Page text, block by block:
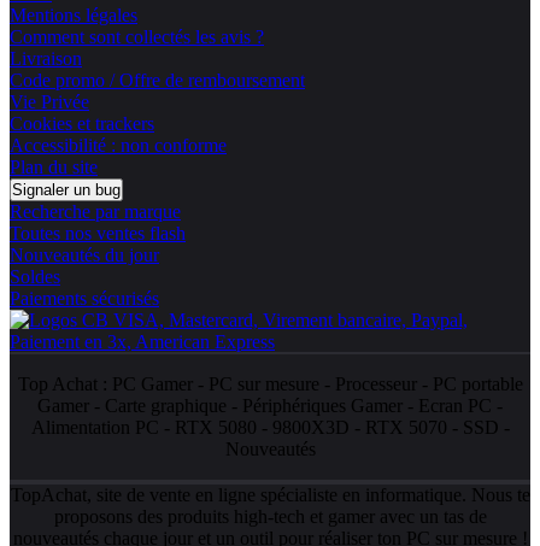
Mentions légales
Comment sont collectés les avis ?
Livraison
Code promo / Offre de remboursement
Vie Privée
Cookies et trackers
Accessibilité : non conforme
Plan du site
Signaler un bug
Recherche par marque
Toutes nos ventes flash
Nouveautés du jour
Soldes
Paiements sécurisés
Top Achat : PC Gamer- PC sur mesure - Processeur- PC portable
Gamer - Carte graphique - Périphériques Gamer - Ecran PC -
Alimentation PC - RTX 5080 - 9800X3D - RTX 5070 - SSD -
Nouveautés
TopAchat, site de vente en ligne spécialiste en informatique. Nous te
proposons des produits high-tech et gamer avec un tas de
nouveautés chaque jour et un outil pour réaliser ton PC sur mesure !